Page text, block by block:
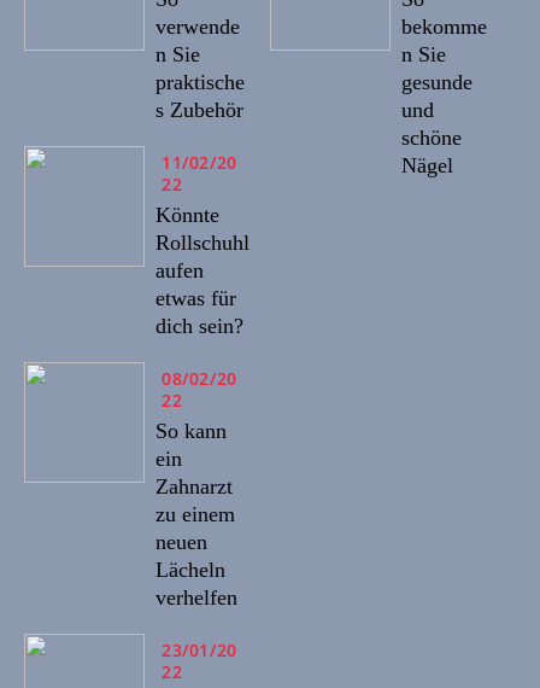
verwende
n Sie
praktische
s Zubehör
11/02/20
22
Könnte
Rollschuhl
aufen
etwas für
dich sein?
08/02/20
22
So kann
ein
Zahnarzt
zu einem
neuen
Lächeln
verhelfen
23/01/20
22
bekomme
n Sie
gesunde
und
schöne
Nägel